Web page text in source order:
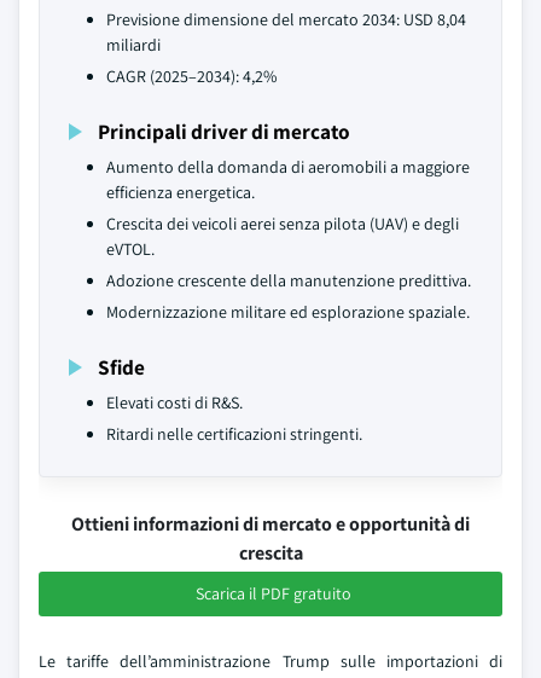
Previsione dimensione del mercato 2034: USD 8,04
miliardi
CAGR (2025–2034): 4,2%
Principali driver di mercato
Aumento della domanda di aeromobili a maggiore
efficienza energetica.
Crescita dei veicoli aerei senza pilota (UAV) e degli
eVTOL.
Adozione crescente della manutenzione predittiva.
Modernizzazione militare ed esplorazione spaziale.
Sfide
Elevati costi di R&S.
Ritardi nelle certificazioni stringenti.
Ottieni informazioni di mercato e opportunità di
crescita
Scarica il PDF gratuito
Le tariffe dell’amministrazione Trump sulle importazioni di